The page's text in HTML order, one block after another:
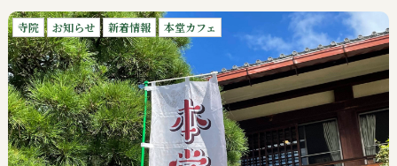
寺院 お知らせ 新着情報 本堂カフェ